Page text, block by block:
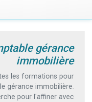
gérance
immobilière
les formations pour
gérance immobilière.
pour l'affiner avec